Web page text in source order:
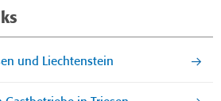
und Liechtenstein